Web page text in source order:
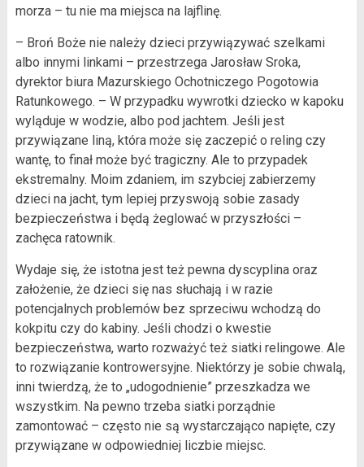
morza – tu nie ma miejsca na lajflinę.
– Broń Boże nie należy dzieci przywiązywać szelkami
albo innymi linkami – przestrzega Jarosław Sroka,
dyrektor biura Mazurskiego Ochotniczego Pogotowia
Ratunkowego. – W przypadku wywrotki dziecko w kapoku
wyląduje w wodzie, albo pod jachtem. Jeśli jest
przywiązane liną, która może się zaczepić o reling czy
wantę, to finał może być tragiczny. Ale to przypadek
ekstremalny. Moim zdaniem, im szybciej zabierzemy
dzieci na jacht, tym lepiej przyswoją sobie zasady
bezpieczeństwa i będą żeglować w przyszłości –
zachęca ratownik.
Wydaje się, że istotna jest też pewna dyscyplina oraz
założenie, że dzieci się nas słuchają i w razie
potencjalnych problemów bez sprzeciwu wchodzą do
kokpitu czy do kabiny. Jeśli chodzi o kwestie
bezpieczeństwa, warto rozważyć też siatki relingowe. Ale
to rozwiązanie kontrowersyjne. Niektórzy je sobie chwalą,
inni twierdzą, że to „udogodnienie” przeszkadza we
wszystkim. Na pewno trzeba siatki porządnie
zamontować – często nie są wystarczająco napięte, czy
przywiązane w odpowiedniej liczbie miejsc.